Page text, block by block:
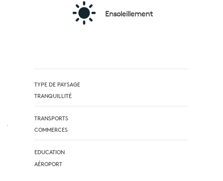
Ensoleillement
TYPE DE PAYSAGE
TRANQUILLITÉ
TRANSPORTS
COMMERCES
EDUCATION
AÉROPORT